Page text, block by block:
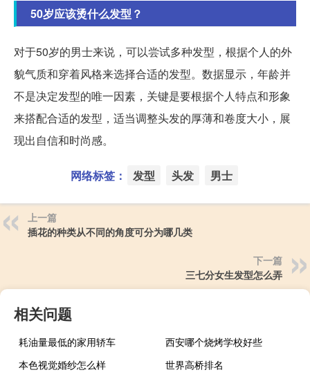
50岁应该烫什么发型？
对于50岁的男士来说，可以尝试多种发型，根据个人的外
貌气质和穿着风格来选择合适的发型。数据显示，年龄并
不是决定发型的唯一因素，关键是要根据个人特点和形象
来搭配合适的发型，适当调整头发的厚薄和卷度大小，展
现出自信和时尚感。
网络标签： 发型 头发 男士
上一篇
插花的种类从不同的角度可分为哪几类
下一篇
三七分女生发型怎么弄
相关问题
耗油量最低的家用轿车
西安哪个烧烤学校好些
本色视觉婚纱怎么样
世界高桥排名